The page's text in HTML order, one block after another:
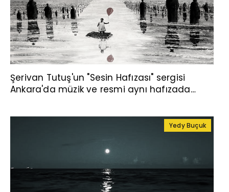
Şerivan Tutuş'un "Sesin Hafızası" sergisi
Ankara'da müzik ve resmi aynı hafızada
Yedy Buçuk